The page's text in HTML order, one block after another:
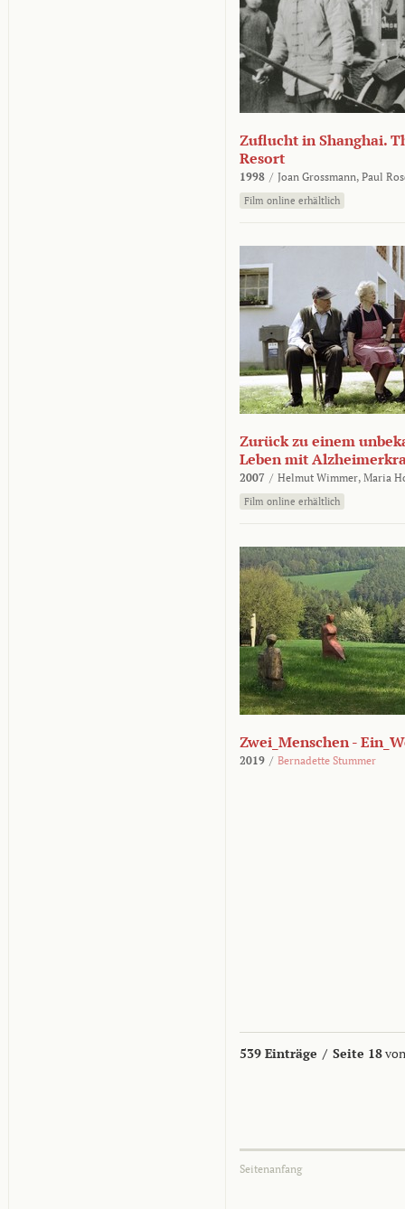
Zuflucht in Shanghai.
Resort
1998 / Joan Grossmann, Paul
Film online erhältlich
Zurück zu einem
Leben mit
2007 / Helmut Wimmer, Maria
Film online erhältlich
Zwei_Menschen -
2019 / Bernadette Stummer
539 Einträge / Seite 18
Seitenanfang